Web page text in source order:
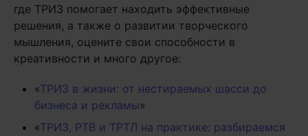
где ТРИЗ помогает находить эффективные
решения, а также о развитии творческого
мышления, оцените свои способности в
креативности и много другое:
«ТРИЗ в жизни: от нестираемых шасси до
бизнеса и рекламы»
«ТРИЗ, РТВ и ТРТЛ на практике: разбираемся